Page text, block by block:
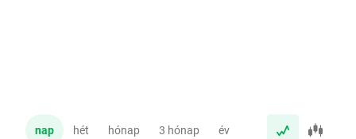
nap hét hónap 3 hónap év